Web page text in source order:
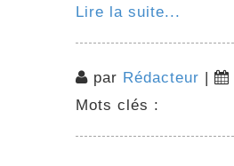
Lire la suite...
par Rédacteur
Mots clés :